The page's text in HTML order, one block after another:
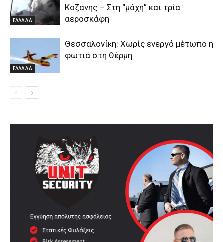
ΕΛΛΑΔΑ
Κοζάνης – Στη “μάχη” και τρία
αεροσκάφη
ΕΛΛΑΔΑ
Θεσσαλονίκη: Χωρίς ενεργό μέτωπο η
φωτιά στη Θέρμη